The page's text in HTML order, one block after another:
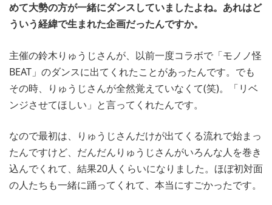
めて大勢の方が一緒にダンスしていましたよね。あれはど
ういう経緯で生まれた企画だったんですか。
主催の鈴木りゅうじさんが、以前一度コラボで「モノノ怪
BEAT」のダンスに出てくれたことがあったんです。でも
その時、りゅうじさんが全然覚えていなくて(笑)。「リベ
ンジさせてほしい」と言ってくれたんです。
なので最初は、りゅうじさんだけが出てくる流れで始まっ
たんですけど、だんだんりゅうじさんがいろんな人を巻き
込んでくれて、結果20人くらいになりました。ほぼ初対面
の人たちも一緒に踊ってくれて、本当にすごかったです。